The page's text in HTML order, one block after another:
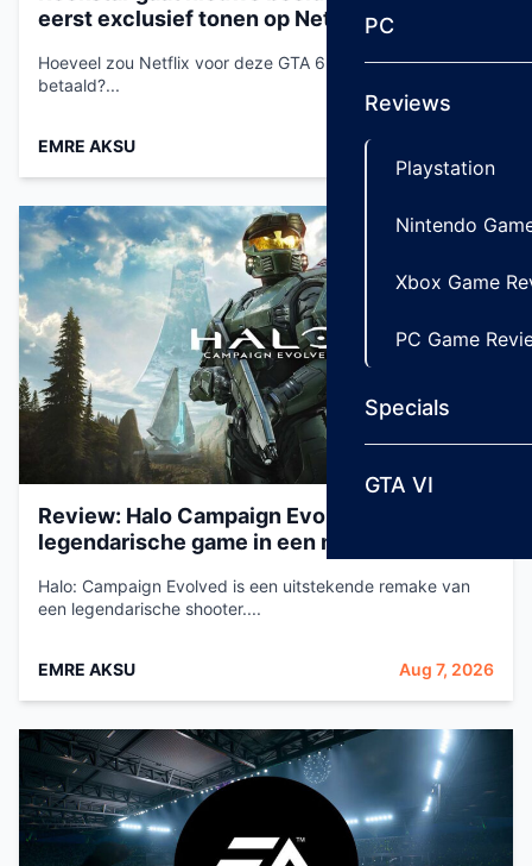
PC
Reviews
Playstation
Nintendo
Xbox Game
PC Game
Specials
GTA VI
eerst exclusief tonen op Netflix
Hoeveel zou Netflix voor deze GTA 6-deal hebben
betaald?...
EMRE AKSU
Review: Halo Campaign Evolved – Een
legendarische game in een modern jasje
Halo: Campaign Evolved is een uitstekende remake van
een legendarische shooter....
EMRE AKSU Aug 7, 2026